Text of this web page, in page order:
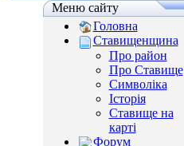
Меню сайту
Головна
Ставищенщина
Про район
Про Ставище
Символіка
Історія
Ставище на
карті
Форум